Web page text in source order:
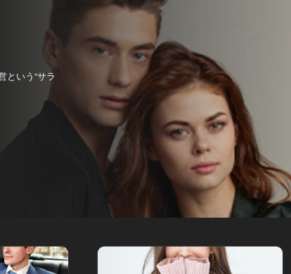
という“サラ